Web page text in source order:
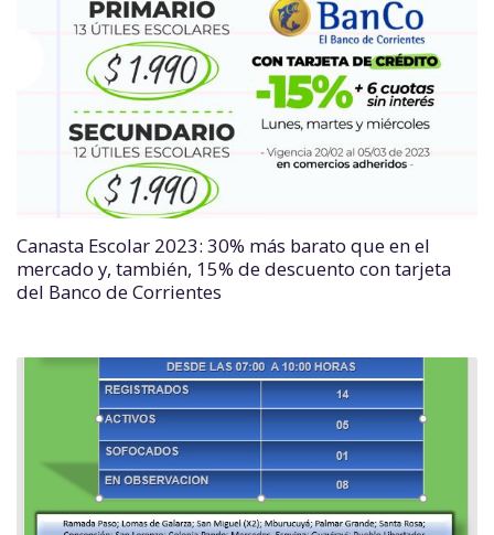
Canasta Escolar 2023: 30% más barato que en el
mercado y, también, 15% de descuento con tarjeta
del Banco de Corrientes